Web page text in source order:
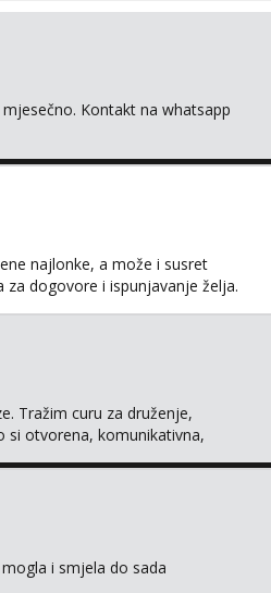
Kontakt na whatsapp
najlonke, a može i susret
dogovore i ispunjavanje želja.
Tražim curu za druženje,
si otvorena, komunikativna,
i smjela do sada